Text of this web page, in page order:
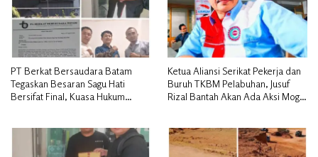
PT Berkat Bersaudara Batam
Tegaskan Besaran Sagu Hati
Bersifat Final, Kuasa Hukum
Ketua Aliansi Serikat Pekerja dan
Buruh TKBM Pelabuhan, Jusuf
Rizal Bantah Akan Ada Aksi Mogol